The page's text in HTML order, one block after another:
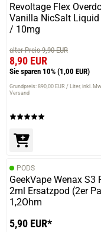
Revoltage Flex
Vanilla NicSalt
/ 10mg
alter Preis 9,90 EUR
8,90 EUR
Sie sparen 10% (1,00 EUR)
Grundpreis: 890,00 EUR / Liter inkl.
Versand
PODS
GeekVape Wenax S3
2ml Ersatzpod (2er
1,2Ohm
5,90 EUR*